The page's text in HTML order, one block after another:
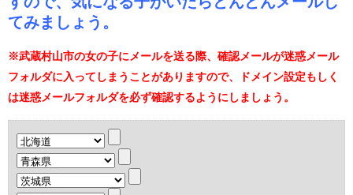
てみましょう。
※武蔵村山市の女の子にメールを送る際、確認メールが迷惑メール
フォルダに入ってしまうことがありますので、ドメイン設定もしく
は迷惑メールフォルダを必ず確認するようにしましょう。